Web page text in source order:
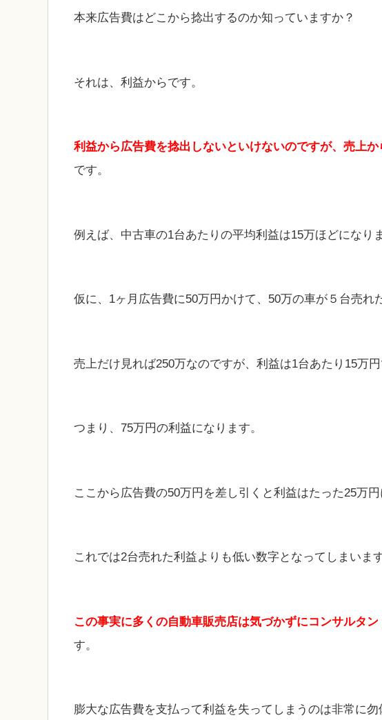
本来広告費はどこから捻出するのか知っていますか？
それは、利益からです。
利益から広告費を捻出しないといけないのですが、売上
です。
例えば、中古車の1台あたりの平均利益は15万ほどになりま
仮に、1ヶ月広告費に50万円かけて、50万の車が５台売れ
売上だけ見れば250万なのですが、利益は1台あたり15万円
つまり、75万円の利益になります。
ここから広告費の50万円を差し引くと利益はたった25万円
これでは2台売れた利益よりも低い数字となってしまいます
この事実に多くの自動車販売店は気づかずにコンサルタ
す。
膨大な広告費を支払って利益を失ってしまうのは非常に勿